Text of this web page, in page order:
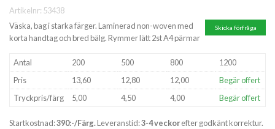
Artikelnr: 53438
Skicka förfråga
Väska, bag i starka färger. Laminerad non-woven med
korta handtag och bred bälg. Rymmer lätt 2st A4 pärmar
Antal 200 500 800
1200
Pris
13,60 12,80 12,00
Begär offert
Tryckpris/färg
5,00 4,50 4,00 Begär offert
Startkostnad:390:-/Färg.Leveranstid:3-4 veckorefter godkänt korrektur.